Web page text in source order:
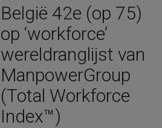
België 42e (op 75)
op ‘workforce’
wereldranglijst van
ManpowerGroup
(Total Workforce
Index™)